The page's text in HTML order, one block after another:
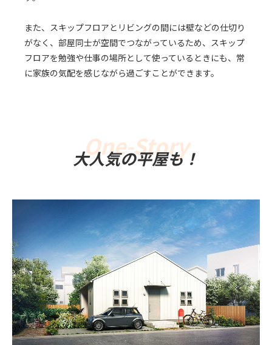
また、スキップフロアとリビングの間には壁などの仕切り
がなく、部屋同士が空間でつながっているため、スキップ
フロアを勉強や仕事の場所として使っているときにも、常
に家族の気配を感じながら過ごすことができます。
大人気の平屋も！